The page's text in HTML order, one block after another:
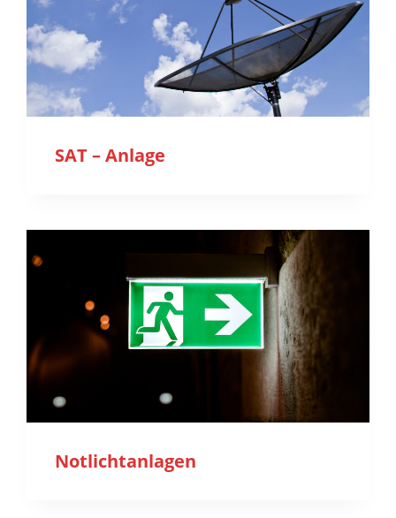
SAT – Anlage
Notlichtanlagen